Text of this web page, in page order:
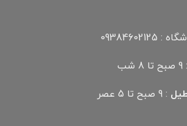
: 9 صبح تا 8 شب
: 9 صبح تا 5 عصر